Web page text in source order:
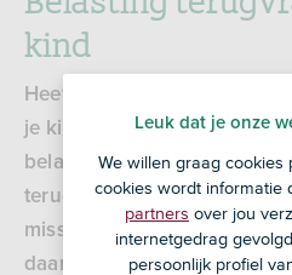
kind
Heeft je kind een vakantie-
je kind in loondienst?
belasting over het salaris.
terugvragen bij de
misschien best spannend
daarbij is vast welkom.
Leuk dat je onze
We willen graag cookies
cookies wordt informatie
partners over jou
internetgedrag
persoonlijk profiel